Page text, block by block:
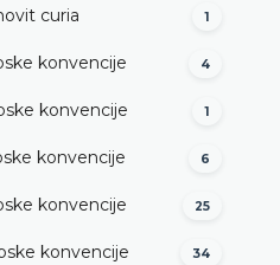
curia 1
konvencije 4
konvencije 1
konvencije 6
konvencije 25
konvencije 34